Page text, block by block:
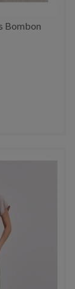
Bombon